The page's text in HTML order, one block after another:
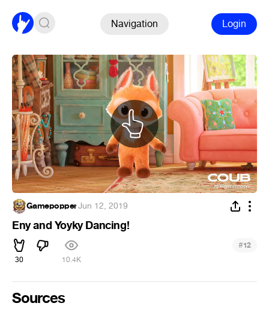
Navigation Login
Gamepopper·Jun 12, 2019
Eny and Yoyky Dancing!
30 10.4K
#12
Sources